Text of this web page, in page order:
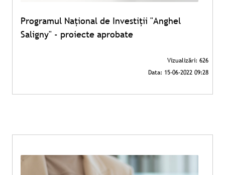
Programul Național de Investiții "Anghel
Saligny" - proiecte aprobate